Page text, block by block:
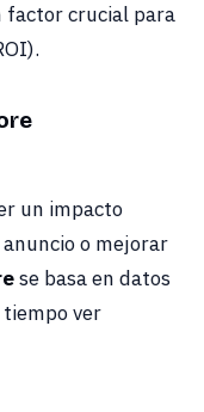
factor crucial para
un impacto
o mejorar
se basa en datos
ver